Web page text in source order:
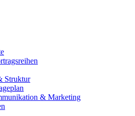
Struktur
& Marketing